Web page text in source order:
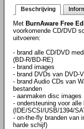
Beschrijving
Met BurnAware Free
voorkomende CD/DVD
uitvoeren:
- brand alle CD/DVD
(BD-R/BD-RE)
- brand images
- brand DVDs van DVD-
- brand Audio CDs van
bestanden
- aanmaken disc images
- ondersteuning voor
(IDE/SCSI/USB/1394/
- on-the-fly branden van
harde schijf)